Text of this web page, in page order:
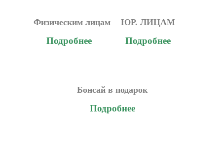
Физическим лицам
Подробнее
ЮР. ЛИЦАМ
Подробнее
Бонсай в подарок
Подробнее